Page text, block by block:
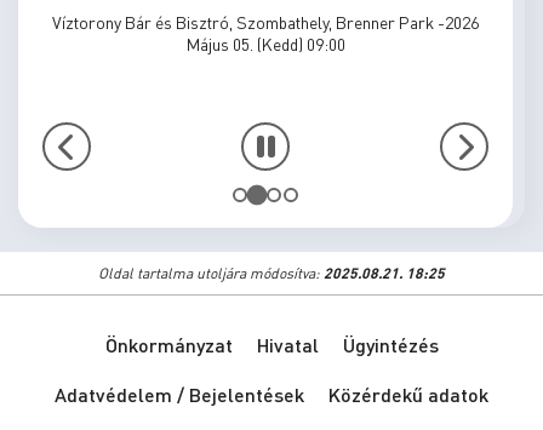
Víztorony Bár és Bisztró, Szombathely, Brenner Park -2026
Május 05. (Kedd) 09:00
Oldal tartalma utoljára módosítva: 2025.08.21. 18:25
Önkormányzat Hivatal
Ügyintézés
Adatvédelem / Bejelentések
Közérdekű adatok